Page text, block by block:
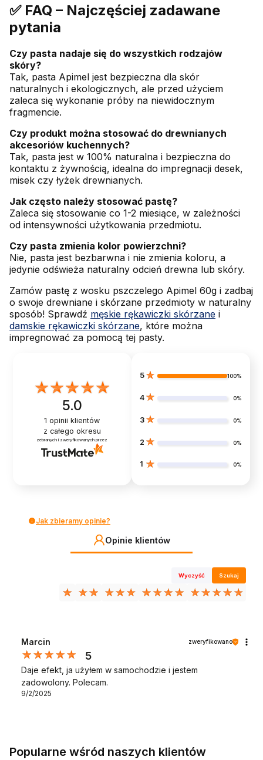
✅ FAQ – Najczęściej zadawane
pytania
Czy pasta nadaje się do wszystkich rodzajów
skóry?
Tak, pasta Apimel jest bezpieczna dla skór
naturalnych i ekologicznych, ale przed użyciem
zaleca się wykonanie próby na niewidocznym
fragmencie.
Czy produkt można stosować do drewnianych
akcesoriów kuchennych?
Tak, pasta jest w 100% naturalna i bezpieczna do
kontaktu z żywnością, idealna do impregnacji desek,
misek czy łyżek drewnianych.
Jak często należy stosować pastę?
Zaleca się stosowanie co 1-2 miesiące, w zależności
od intensywności użytkowania przedmiotu.
Czy pasta zmienia kolor powierzchni?
Nie, pasta jest bezbarwna i nie zmienia koloru, a
jedynie odświeża naturalny odcień drewna lub skóry.
Zamów pastę z wosku pszczelego Apimel 60g i zadbaj
o swoje drewniane i skórzane przedmioty w naturalny
sposób! Sprawdź męskie rękawiczki skórzane i
damskie rękawiczki skórzane, które można
impregnować za pomocą tej pasty.
5.0
1 opinii klientów
z całego okresu
zebranych i zweryfikowanych przez
5 100%
4 0%
3 0%
2 0%
1 0%
Jak zbieramy opinie?
Opinie klientów
Wyczyść Szukaj
Marcin zweryfikowano
5
Daje efekt, ja użyłem w samochodzie i jestem
zadowolony. Polecam.
9/2/2025
Popularne wśród naszych klientów